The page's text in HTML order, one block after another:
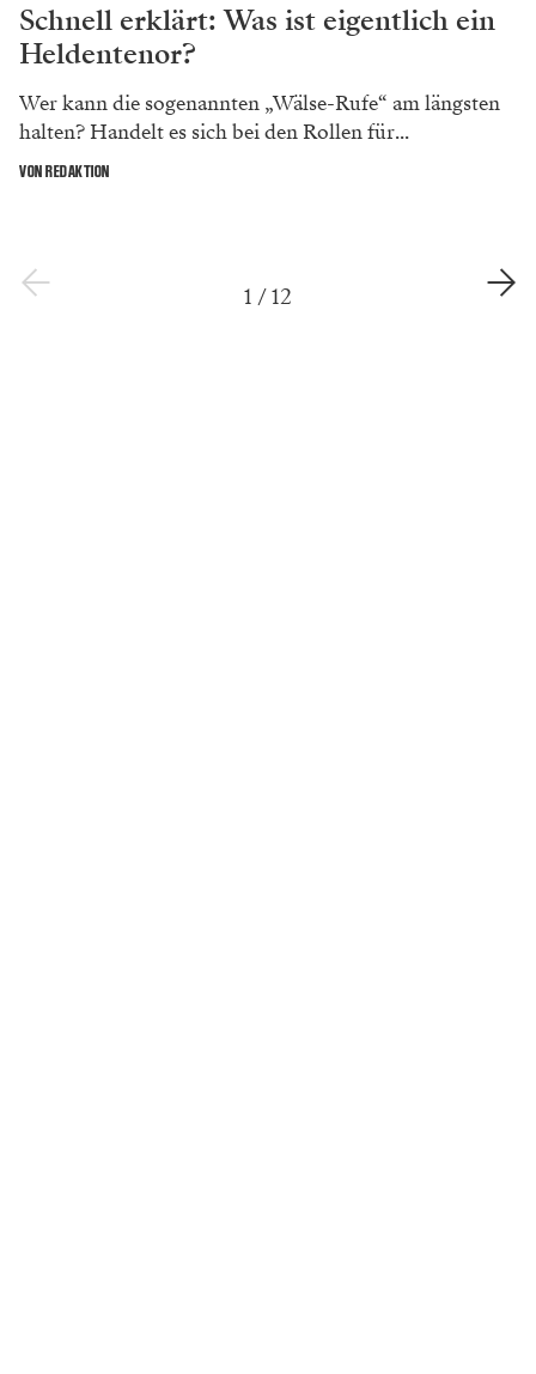
Schnell erklärt: Was ist eigentlich ein
Heldentenor?
Wer kann die sogenannten „Wälse-Rufe“ am längsten
halten? Handelt es sich bei den Rollen für...
VON REDAKTION
1 /12